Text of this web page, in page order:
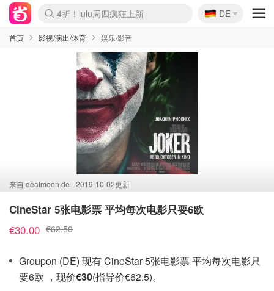
Boticinal 夏促开抢！
4折！lulu周四疯狂上新
还没结束！&OtherStories大促
Joybuy变相75折 随时失效
速领！Stanley独家85折
疑似霸哥！Camper额外叠85折
Zalando 奥莱闪促！每日更新
Moncler反季囤！5折起+叠9折
Coach Brooklyn仅€192
🇩🇪
DE
首页 影视/演出/体育 娱乐/影音
来自 dealmoon.de 2019-10-02更新
CineStar 5张电影票 平均每次电影只要6欧
€30.00 €62.50
Groupon (DE) 现有 CineStar 5张电影票 平均每次电影只
要6欧 ，现价€30(指导价€62.5)。